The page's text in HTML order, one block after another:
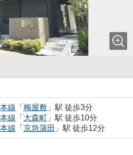
線 「 梅屋敷 」駅 徒歩3分
線 「 大森町」駅 徒歩10分
線 「 京急蒲田 」駅 徒歩12分